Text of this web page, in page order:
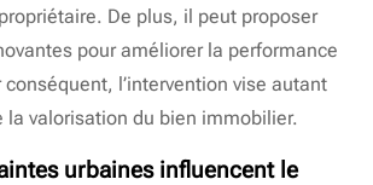
De plus, il peut proposer
pour améliorer la performance
l’intervention vise autant
la valorisation du bien immobilier.
urbaines influencent le